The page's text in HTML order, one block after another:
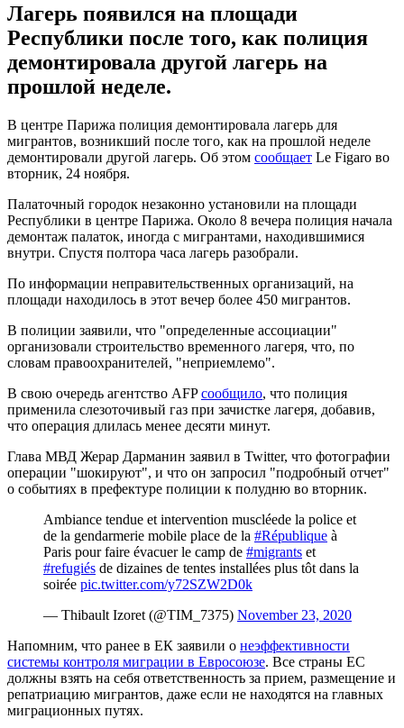
Лагерь появился на площади
Республики после того, как полиция
демонтировала другой лагерь на
прошлой неделе.
В центре Парижа полиция демонтировала лагерь для
мигрантов, возникший после того, как на прошлой неделе
демонтировали другой лагерь. Об этом сообщает Le Figaro во
вторник, 24 ноября.
Палаточный городок незаконно установили на площади
Республики в центре Парижа. Около 8 вечера полиция начала
демонтаж палаток, иногда с мигрантами, находившимися
внутри. Спустя полтора часа лагерь разобрали.
По информации неправительственных организаций, на
площади находилось в этот вечер более 450 мигрантов.
В полиции заявили, что "определенные ассоциации"
организовали строительство временного лагеря, что, по
словам правоохранителей, "неприемлемо".
В свою очередь агентство AFPсообщило, что полиция
применила слезоточивый газ при зачистке лагеря, добавив,
что операция длилась менее десяти минут.
Глава МВД Жерар Дарманин заявил в Twitter, что фотографии
операции "шокируют", и что он запросил "подробный отчет"
о событиях в префектуре полиции к полудню во вторник.
Ambiance tendue et intervention muscléede la police et
de la gendarmerie mobile place de la #République à
Paris pour faire évacuer le camp de #migrants et
#refugiés de dizaines de tentes installées plus tôt dans la
soirée pic.twitter.com/y72SZW2D0k
— Thibault Izoret (@TIM_7375) November 23, 2020
Напомним, что ранее в ЕК заявили о неэффективности
системы контроля миграции в Евросоюзе. Все страны ЕС
должны взять на себя ответственность за прием, размещение и
репатриацию мигрантов, даже если не находятся на главных
миграционных путях.